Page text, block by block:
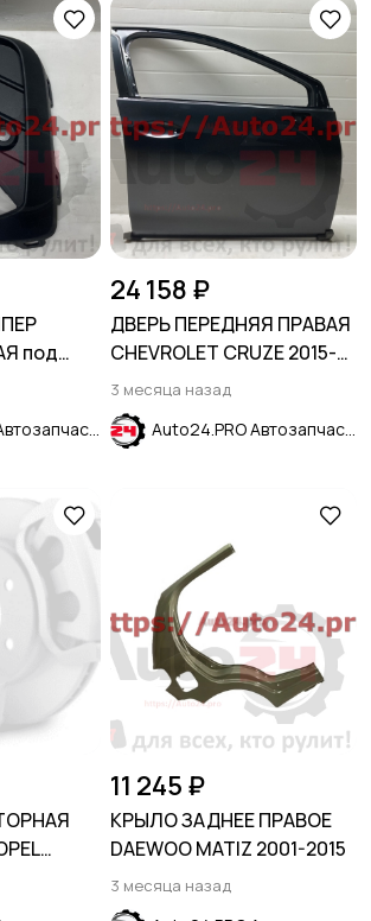
под
Auto24.PRO Автозапчасти
24 158 ₽
ДВЕРЬ ПЕРЕДНЯЯ ПРАВАЯ
CHEVROLET CRUZE 2015-
2024
3 месяца назад
Auto24.PRO Автозапчасти
11 245 ₽
КРЫЛО ЗАДНЕЕ ПРАВОЕ
DAEWOO MATIZ 2001-2015
3 месяца назад